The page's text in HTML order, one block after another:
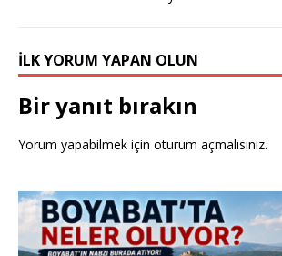
İLK YORUM YAPAN OLUN
Bir yanıt bırakın
Yorum yapabilmek için oturum açmalısınız.